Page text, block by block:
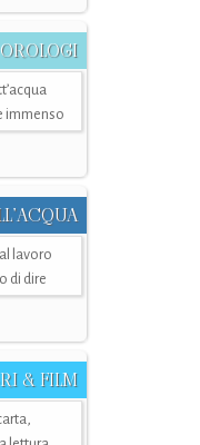
immenso
lavoro
di dire
& FILM